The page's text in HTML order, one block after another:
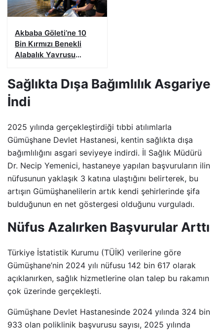
Akbaba Göleti’ne 10
Bin Kırmızı Benekli
Alabalık Yavrusu
Sağlıkta Dışa Bağımlılık Asgariye
İndi
2025 yılında gerçekleştirdiği tıbbi atılımlarla
Gümüşhane Devlet Hastanesi, kentin sağlıkta dışa
bağımlılığını asgari seviyeye indirdi. İl Sağlık Müdürü
Dr. Necip Yemenici, hastaneye yapılan başvuruların ilin
nüfusunun yaklaşık 3 katına ulaştığını belirterek, bu
artışın Gümüşhanelilerin artık kendi şehirlerinde şifa
bulduğunun en net göstergesi olduğunu vurguladı.
Nüfus Azalırken Başvurular Arttı
Türkiye İstatistik Kurumu (TÜİK) verilerine göre
Gümüşhane’nin 2024 yılı nüfusu 142 bin 617 olarak
açıklanırken, sağlık hizmetlerine olan talep bu rakamın
çok üzerinde gerçekleşti.
Gümüşhane Devlet Hastanesinde 2024 yılında 324 bin
933 olan poliklinik başvurusu sayısı, 2025 yılında